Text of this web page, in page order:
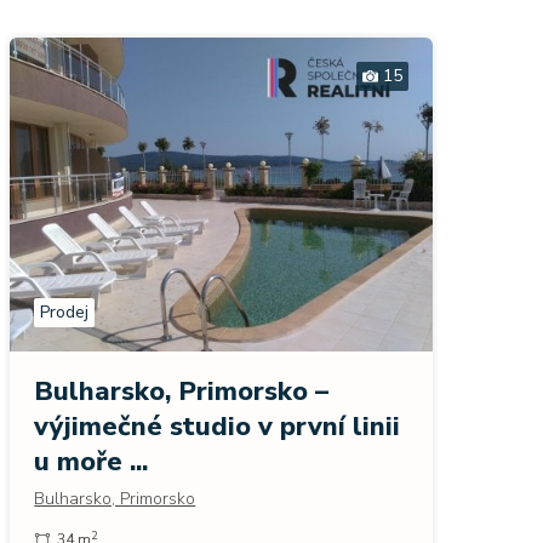
15
Prodej
Bulharsko, Primorsko –
výjimečné studio v první linii
u moře ...
Bulharsko, Primorsko
2